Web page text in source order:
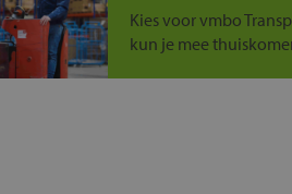
Kies voor vmbo
kun je mee